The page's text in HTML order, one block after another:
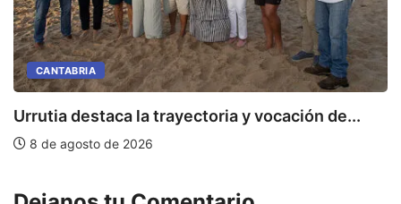
CANTABRIA
Urrutia destaca la trayectoria y vocación de...
8 de agosto de 2026